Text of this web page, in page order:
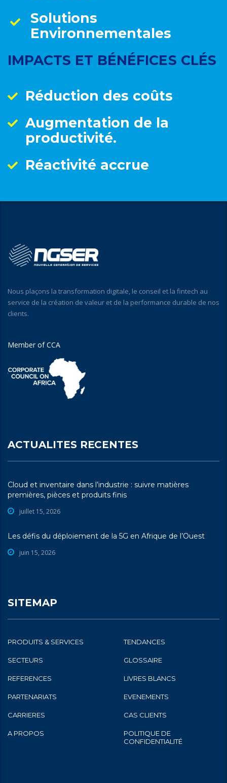
Solutions
Environnementales
IMPACTS ET BÉNÉFICES CLÉS
Réduction des coûts
Augmentation de la
productivité.
Réactivité accrue
Nous plaçons la transformation digitale, le conseil et la fintech au
service de la création de valeur et de la performance durable de nos
clients.
Member of CCA
ACTUALITES RECENTES
Cloud et inventaire dans l’industrie : suivre matières
premières, pièces et produits finis
juillet 15, 2026
Les défis du déploiement de la 5G en Afrique de l’Ouest
juin 15, 2026
SITEMAP
PRODUITS & SERVICES TENDANCES
SECTEURS GLOSSAIRE
REFERENCES LIVRES BLANCS
PARTENARIATS EVENEMENTS
CARRIERES CAS CLIENTS
A PROPOS
POLITIQUE DE
CONFIDENTIALITÉ